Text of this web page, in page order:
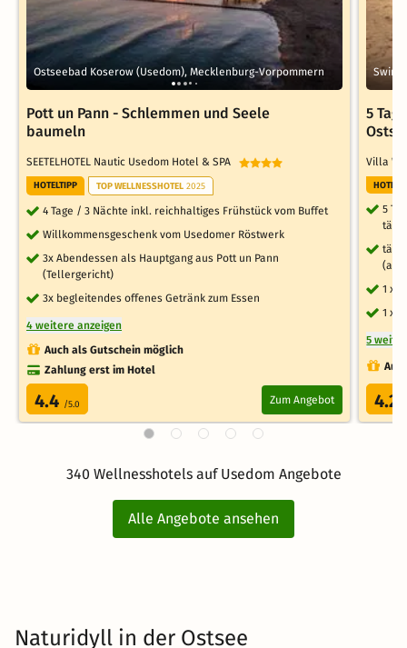
Ostseebad Koserow (Usedom), Mecklenburg-Vorpommern
Pott un Pann - Schlemmen und Seele
baumeln
SEETELHOTEL Nautic Usedom Hotel & SPA
HOTELTIPP TOP WELLNESSHOTEL 2025
4 Tage / 3 Nächte inkl. reichhaltiges Frühstück vom Buffet
Willkommensgeschenk vom Usedomer Röstwerk
3x Abendessen als Hauptgang aus Pott un Pann
(Tellergericht)
3x begleitendes offenes Getränk zum Essen
4 weitere anzeigen
Auch als Gutschein möglich
Zahlung erst im Hotel
4.4 /5.0 Zum Angebot
5
Villa
5
1 x
1 x
5
4.2
340 Wellnesshotels auf Usedom Angebote
Alle Angebote ansehen
Naturidyll in der Ostsee